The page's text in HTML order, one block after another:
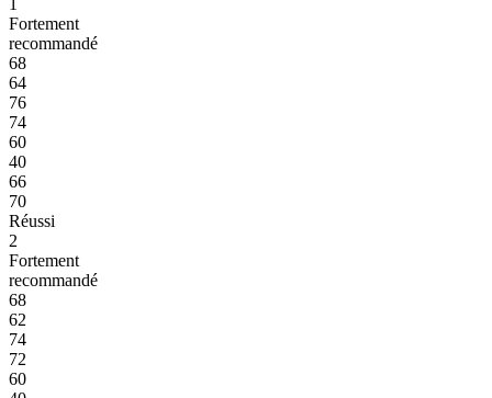
Fortement
recommandé
68
64
76
74
60
40
66
70
Réussi
2
Fortement
recommandé
68
62
74
72
60